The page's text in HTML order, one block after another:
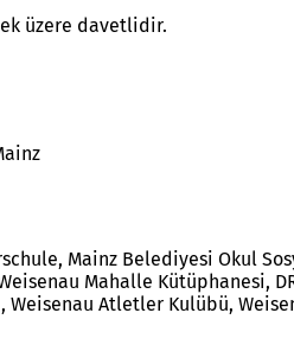
üzere davetlidir.
Mainz Belediyesi Okul
Mahalle Kütüphanesi,
Atletler Kulübü,